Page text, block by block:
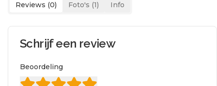
Reviews (0) Foto's (1) Info
Schrijf een review
Beoordeling